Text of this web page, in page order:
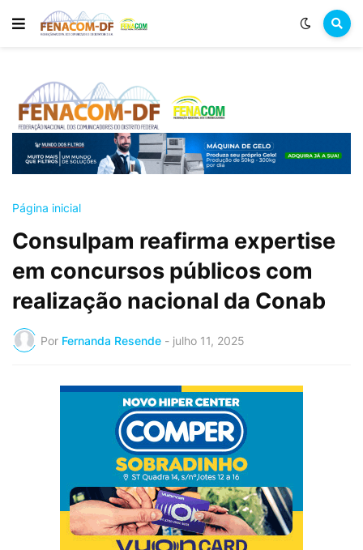
Página inicial
Consulpam reafirma expertise
em concursos públicos com
realização nacional da Conab
Por Fernanda Resende - julho 11, 2025